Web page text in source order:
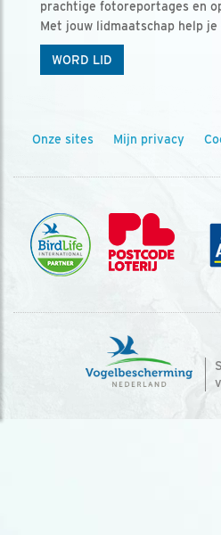
prachtige fotoreportages en
Met jouw lidmaatschap help je
WORD LID
Onze sites Mijn privacy